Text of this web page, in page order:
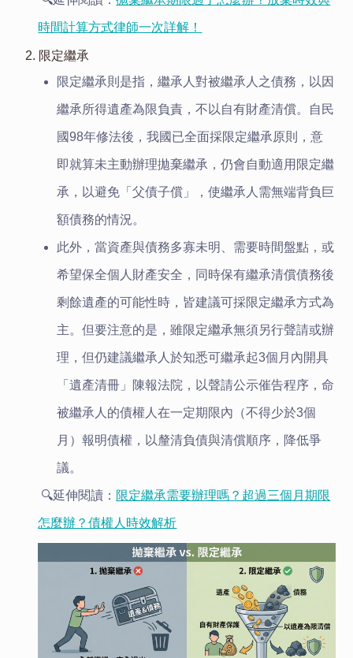
時間計算方式律師一次詳解！
2. 限定繼承
限定繼承則是指，繼承人對被繼承人之債務，以因
繼承所得遺產為限負責，不以自有財產清償。自民
國98年修法後，我國已全面採限定繼承原則，意
即就算未主動辦理拋棄繼承，仍會自動適用限定繼
承，以避免「父債子償」，使繼承人需無端背負巨
額債務的情況。
此外，當資產與債務多寡未明、需要時間盤點，或
希望保全個人財產安全，同時保有繼承清償債務後
剩餘遺產的可能性時，皆建議可採限定繼承方式為
主。但要注意的是，雖限定繼承無須另行聲請或辦
理，但仍建議繼承人於知悉可繼承起3個月內開具
「遺產清冊」陳報法院，以聲請公示催告程序，命
被繼承人的債權人在一定期限內（不得少於3個
月）報明債權，以釐清負債與清償順序，降低爭
議。
🔍️延伸閱讀： 限定繼承需要辦理嗎？超過三個月期限
怎麼辦？債權人時效解析